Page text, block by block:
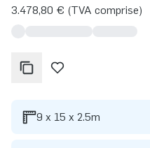
3.478,80 € (TVA comprise)
9 x 15 x 2.5m